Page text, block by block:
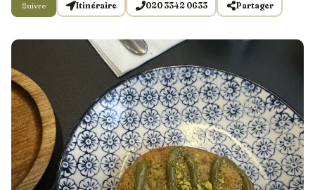
Suivre Itinéraire 020 3342 0633 Partager